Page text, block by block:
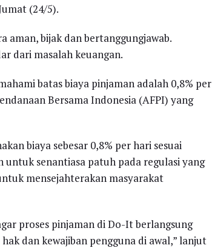
(24/5).
aman, bijak dan bertanggungjawab.
dari masalah keuangan.
batas biaya pinjaman adalah 0,8% per
Bersama Indonesia (AFPI) yang
biaya sebesar 0,8% per hari sesuai
senantiasa patuh pada regulasi yang
mensejahterakan masyarakat
proses pinjaman di Do-It berlangsung
dan kewajiban pengguna di awal,” lanjut